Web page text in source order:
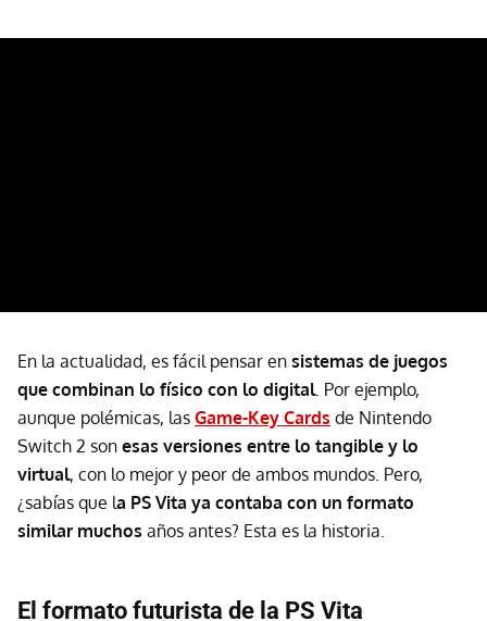
En la actualidad, es fácil pensar en sistemas de juegos
que combinan lo físico con lo digital. Por ejemplo,
aunque polémicas, las Game-Key Cards de Nintendo
Switch 2 son esas versiones entre lo tangible y lo
virtual, con lo mejor y peor de ambos mundos. Pero,
¿sabías que la PS Vita ya contaba con un formato
similar muchos años antes? Esta es la historia.
El formato futurista de la PS Vita